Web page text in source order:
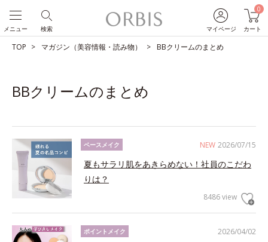
マイページ
0
カート
検索
メニュー
TOP マガジン（美容情報・読み物） BBクリームのまとめ
BBクリームのまとめ
NEW 2026/07/15
ベースメイク
夏もサラリ肌をあきらめない！社員のこだわ
りは？
8486 view
2026/04/02
ポイントメイク